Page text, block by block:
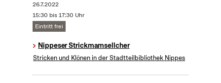
26.7.2022
15:30 bis 17:30 Uhr
Eintritt frei
Nippeser Strickmamsellcher
Stricken und Klönen in der Stadtteilbibliothek Nippes